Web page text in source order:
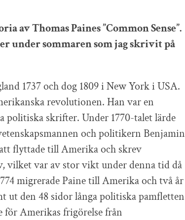
av Thomas Paines ”Common Sense”.
under sommaren som jag skrivit på
1737 och dog 1809 i New York i USA.
revolutionen. Han var en
politiska skrifter. Under 1770-talet lärde
och politikern Benjamin
flyttade till Amerika och skrev
vilket var av stor vikt under denna tid då
migrerade Paine till Amerika och två år
ut den 48 sidor långa politiska pamfletten
för Amerikas frigörelse från